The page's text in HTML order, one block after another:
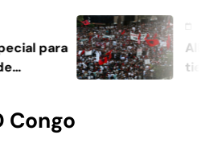
para
4
Congo